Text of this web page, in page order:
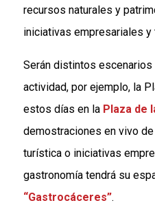
recursos naturales y
iniciativas empresariales y
Serán distintos escenarios
actividad, por ejemplo, la
estos días en la Plaza de
demostraciones en vivo
turística o iniciativas
gastronomía tendrá su
“Gastrocáceres”.